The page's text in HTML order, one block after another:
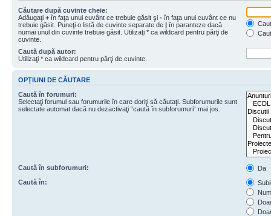
Căutare după cuvinte cheie:
Adăugaţi + în faţa unui cuvânt ce trebuie găsit şi - în faţa unui cuvânt ce nu
trebuie găsit. Puneţi o listă de cuvinte separate de | în paranteze dacă
numai unul din cuvinte trebuie găsit. Utilizaţi * ca wildcard pentru părţi de
cuvinte.
Caută după autor:
Utilizaţi * ca wildcard pentru părţi de cuvinte.
OPŢIUNI DE CĂUTARE
Caută în forumuri:
Selectaţi forumul sau forumurile în care doriţi să căutaţi. Subforumurile sunt
selectate automat dacă nu dezactivaţi “caută în subforumuri“ mai jos.
Caută în subforumuri:
Da
Caută în: